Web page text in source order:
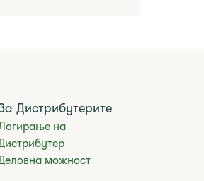
Дистрибутерите
на
можност